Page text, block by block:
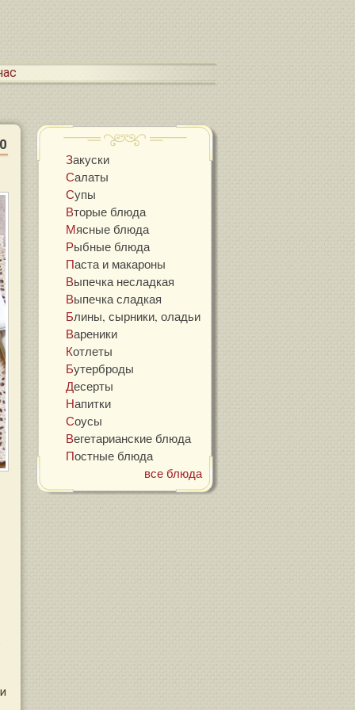
Закуски
Салаты
Супы
Вторые блюда
Мясные блюда
Рыбные блюда
Паста и макароны
Выпечка несладкая
Выпечка сладкая
Блины, сырники, оладьи
Вареники
Котлеты
Бутерброды
Десерты
Напитки
Соусы
Вегетарианские блюда
Постные блюда
все блюда